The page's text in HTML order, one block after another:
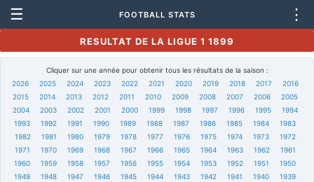
☰ FOOTBALL STATS ⋮
RESULTAT DE LA LIGUE 1 1899
Cliquer sur une année pour obtenir tous les résultats de la saison :
2026
2025 2024 2023 2022 2021 2020 2019 2018 2017
2016
2015
2014 2013 2012 2011 2010 2009 2008 2007 2006
2005
2004
2003 2002 2001 2000 1999 1998 1997 1996 1995
1994
1993
1992 1991 1990 1989 1988 1987 1986 1985 1984
1983
1982
1981 1980 1979 1978 1977 1976 1975 1974 1973
1972
1971
1970 1969 1968 1967 1966 1965 1964 1963 1962
1961
1960
1959 1958 1957 1956 1955 1954 1953 1952 1951
1950
1949
1948 1947 1946 1945 1944 1943 1942 1941 1940
1939